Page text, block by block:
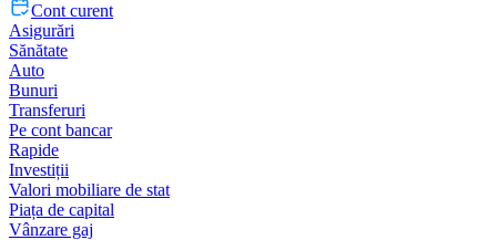
Cont curent
Asigurări
Sănătate
Auto
Bunuri
Transferuri
Pe cont bancar
Rapide
Investiții
Valori mobiliare de stat
Piața de capital
Vânzare gaj